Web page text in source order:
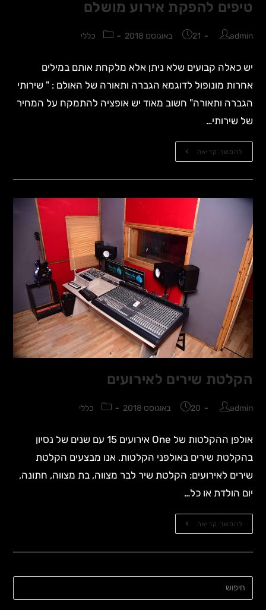
טיפים להפקת אירוע מושלם
admin 21 באוגוסט 2018 כללי
יש כאלה קבועים שלא ניתן אלא מלקחת אותם במילים
אחרות מונופול לדוגמא הגברה ותאורה של האולם : " שירותי
הגברה ותאורה" חשוב מאוד יש אופציה להתמקח על המחיר
של שירותי…
להמשך קריאה
הקלטת שירים לאירועים
admin 20 באוגוסט 2018 כללי
אולפן ההקלטות של One אירועים 15 עם שנים של נסיון
בהקלטת שירים באולפני הקלטות. אנו מבצעים הקלטת
שירים לאירועים: הקלטת שיר לבר מצווה, בת מצווה, חתונה,
יום הולדת או כל…
להמשך קריאה